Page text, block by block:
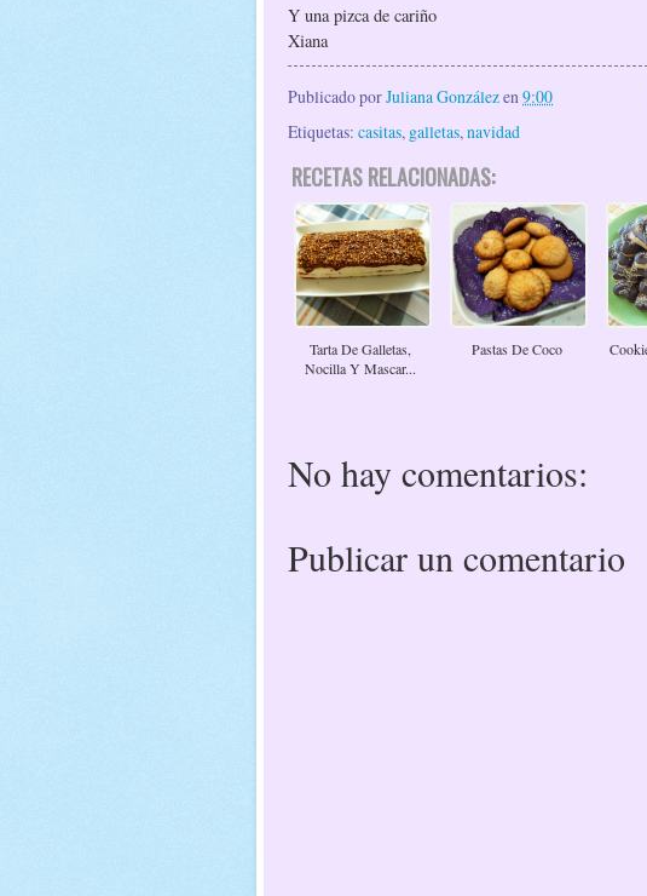
Y una pizca de cariño
Xiana
Publicado porJuliana Gonzálezen9:00
Etiquetas: casitas, galletas,navidad
RECETAS RELACIONADAS:
Tarta De Galletas,
Nocilla Y Mascar...
Pastas De Coco
No hay comentarios:
Publicar un comentario